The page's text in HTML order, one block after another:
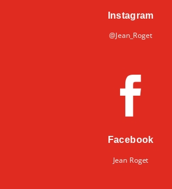
Instagram
@Jean_Roget

Facebook
Jean Roget